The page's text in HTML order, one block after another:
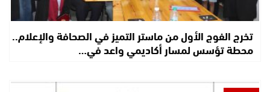
تخرج الفوج الأول من ماستر التميز في الصحافة والإعلام..
محطة تؤسس لمسار أكاديمي واعد في…